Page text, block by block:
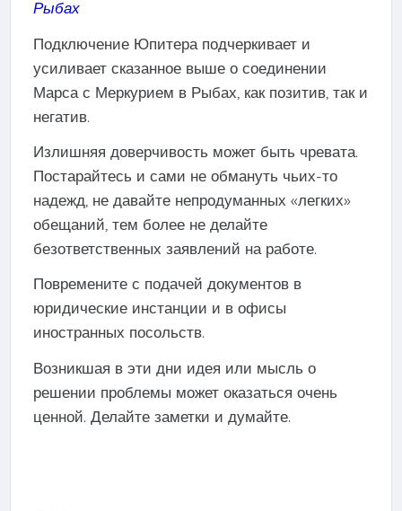
Рыбах
Подключение Юпитера подчеркивает и
усиливает сказанное выше о соединении
Марса с Меркурием в Рыбах, как позитив, так и
негатив.
Излишняя доверчивость может быть чревата.
Постарайтесь и сами не обмануть чьих-то
надежд, не давайте непродуманных «легких»
обещаний, тем более не делайте
безответственных заявлений на работе.
Повремените с подачей документов в
юридические инстанции и в офисы
иностранных посольств.
Возникшая в эти дни идея или мысль о
решении проблемы может оказаться очень
ценной. Делайте заметки и думайте.